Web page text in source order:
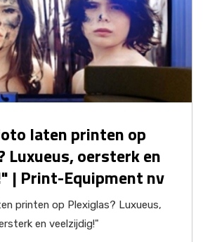
laten printen op
Luxueus, oersterk en
| Print-Equipment nv
printen op Plexiglas? Luxueus,
en veelzijdig!"